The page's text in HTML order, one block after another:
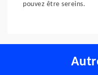
pouvez être sereins.